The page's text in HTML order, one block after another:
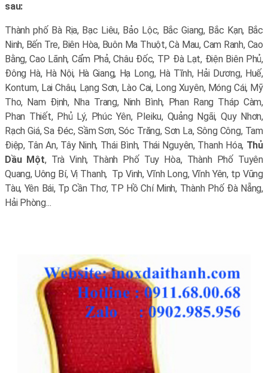
sau:
Thành phố Bà Rịa, Bạc Liêu, Bảo Lộc, Bắc Giang, Bắc Kạn, Bắc
Ninh, Bến Tre, Biên Hòa, Buôn Ma Thuột, Cà Mau, Cam Ranh, Cao
Bằng, Cao Lãnh, Cẩm Phả, Châu Đốc, TP Đà Lạt, Điện Biên Phủ,
Đông Hà, Hà Nội, Hà Giang, Hạ Long, Hà Tĩnh, Hải Dương, Huế,
Kontum, Lai Châu, Lạng Sơn, Lào Cai, Long Xuyên, Móng Cái, Mỹ
Tho, Nam Định, Nha Trang, Ninh Bình, Phan Rang Tháp Càm,
Phan Thiết, Phủ Lý, Phúc Yên, Pleiku, Quảng Ngãi, Quy Nhơn,
Rạch Giá, Sa Đéc, Sầm Sơn, Sóc Trăng, Sơn La, Sông Công, Tam
Điệp, Tân An, Tây Ninh, Thái Bình, Thái Nguyên, Thanh Hóa, Thủ
Dầu Một, Trà Vinh, Thành Phố Tuy Hòa, Thành Phố Tuyên
Quang, Uông Bí, Vị Thanh, Tp Vinh, Vĩnh Long, Vĩnh Yên, tp Vũng
Tàu, Yên Bái, Tp Cần Thơ, TP Hồ Chí Minh, Thành Phố Đà Nẵng,
Hải Phòng...